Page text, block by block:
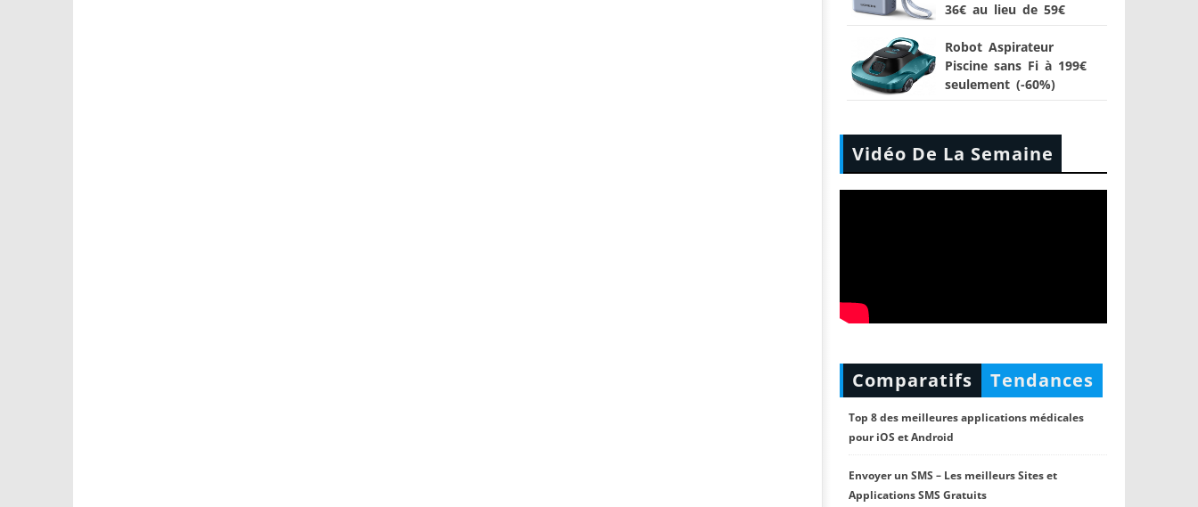
36€ au lieu de 59€
Robot Aspirateur
Piscine sans Fi à 199€
seulement (-60%)
Vidéo De La Semaine
Comparatifs Tendances
Top 8 des meilleures applications médicales
pour iOS et Android
Envoyer un SMS – Les meilleurs Sites et
Applications SMS Gratuits